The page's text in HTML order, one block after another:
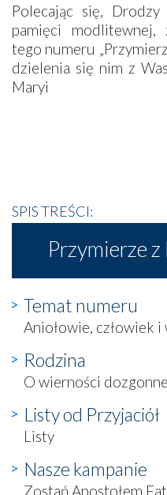
Polecając się, Drodzy
pamięci
tego numeru
dzielenia się nim z
Maryi
SPIS TREŚCI:
Przymierze
Temat numeru
Aniołowie, człowiek i
Rodzina
O wierności
Listy od Przyjaciół
Listy
Nasze kampanie
Zostań Apostołem